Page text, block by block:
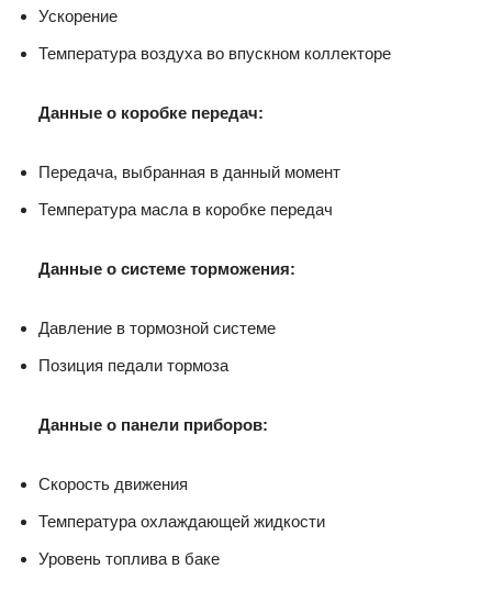
Ускорение
Температура воздуха во впускном коллекторе
Данные о коробке передач:
Передача, выбранная в данный момент
Температура масла в коробке передач
Данные о системе торможения:
Давление в тормозной системе
Позиция педали тормоза
Данные о панели приборов:
Скорость движения
Температура охлаждающей жидкости
Уровень топлива в баке